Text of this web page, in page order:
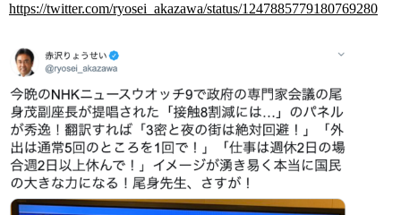
https://twitter.com/ryosei_akazawa/status/1247885779180769280